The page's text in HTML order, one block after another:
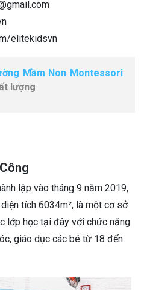
elitekidsvn
Mầm Non Montessori
lượng
lập vào tháng 9 năm 2019,
tích 6034m², là một cơ sở
lớp học tại đây với chức năng
giáo dục các bé từ 18 đến